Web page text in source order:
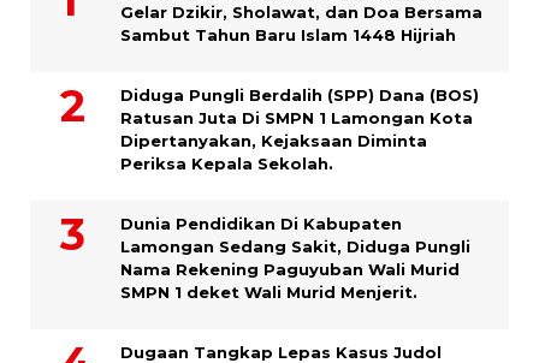
Gelar Dzikir, Sholawat, dan Doa Bersama
Sambut Tahun Baru Islam 1448 Hijriah
Diduga Pungli Berdalih (SPP) Dana (BOS)
Ratusan Juta Di SMPN 1 Lamongan Kota
Dipertanyakan, Kejaksaan Diminta
Periksa Kepala Sekolah.
Dunia Pendidikan Di Kabupaten
Lamongan Sedang Sakit, Diduga Pungli
Nama Rekening Paguyuban Wali Murid
SMPN 1 deket Wali Murid Menjerit.
Dugaan Tangkap Lepas Kasus Judol